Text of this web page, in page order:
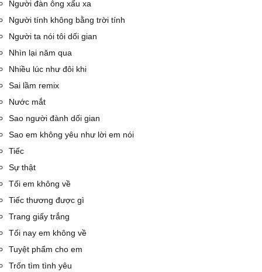
Người đàn ông xấu xa
Người tính không bằng trời tính
Người ta nói tôi dối gian
Nhìn lại năm qua
Nhiều lúc như đôi khi
Sai lầm remix
Nước mắt
Sao người đành dối gian
Sao em không yêu như lời em nói
Tiếc
Sự thật
Tối em không về
Tiếc thương được gì
Trang giấy trắng
Tối nay em không về
Tuyệt phẩm cho em
Trốn tìm tình yêu